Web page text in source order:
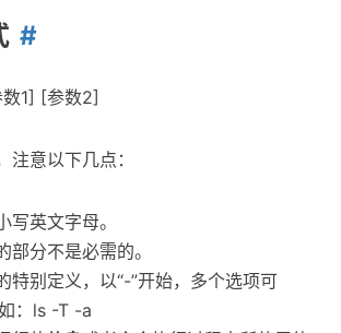
1] [参数2]
意以下几点：
写英文字母。
部分不是必需的。
特别定义，以“-”开始，多个选项可
：ls -T -a